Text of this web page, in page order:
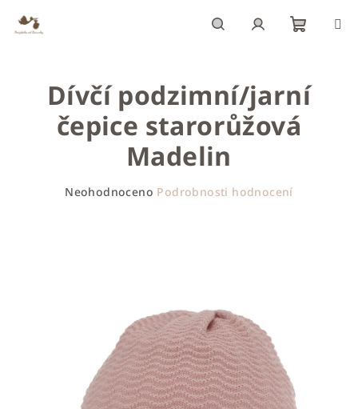
obsah
košík
Dívčí podzimní/jarní
čepice starorůžová
Madelin
Neohodnoceno Podrobnosti hodnocení